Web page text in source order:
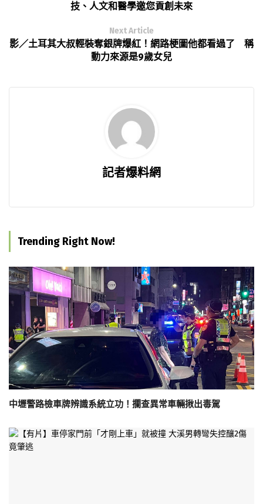
技、人文和醫學邀您貢創未來
Next Article
影／土耳其大叔輕裝奪銀牌爆紅！網路梗圖他都看過了 稱
動力來源是9歲女兒
記者爆料網
Trending Right Now!
中壢警路檢車牌辨識系統立功！攔查異常車輛揪出毒駕